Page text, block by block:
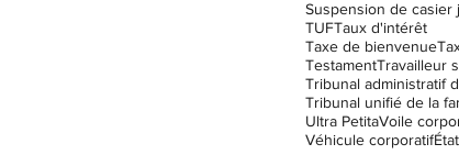
TUFTaux d'intérêt
Taxe de bienvenue
TestamentTravailleur
Tribunal unifié de la
Ultra PetitaVoile
Véhicule corporatifÉtat